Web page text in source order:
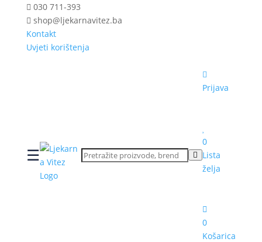
030 711-393
shop@ljekarnavitez.ba
Kontakt
Uvjeti korištenja
☰
Prijava
0
Lista
želja
0
Košarica